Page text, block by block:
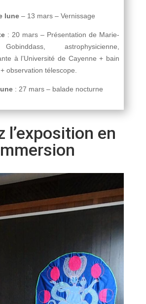
lune– 13 mars – Vernissage
: 20 mars – Présentation de Marie-
astrophysicienne,
à l’Université de Cayenne + bain
observation télescope.
: 27 mars – balade nocturne
l’exposition en